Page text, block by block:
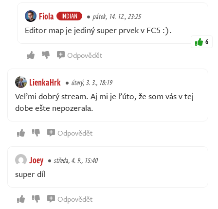
Fiola INDIAN pátek, 14. 12., 23:25
Editor map je jediný super prvek v FC5 :).
6
Odpovědět
LienkaHrk úterý, 3. 3., 18:19
Veľmi dobrý stream. Aj mi je ľúto, že som vás v tej
dobe ešte nepozerala.
Odpovědět
Joey středa, 4. 9., 15:40
super díl
Odpovědět